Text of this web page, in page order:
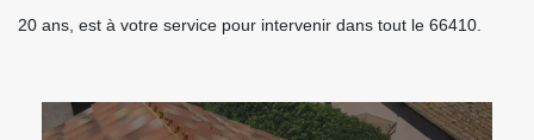
20 ans, est à votre service pour intervenir dans tout le 66410.